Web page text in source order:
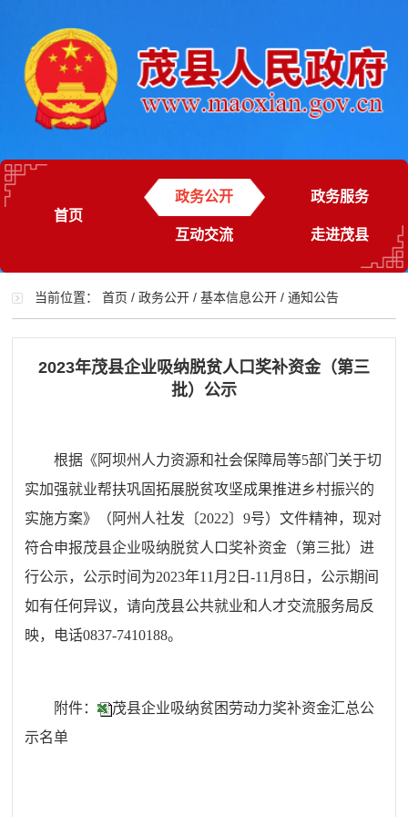
首页
政务公开 政务服务
互动交流 走进茂县
当前位置：首页 /政务公开 /基本信息公开 /通知公告
2023年茂县企业吸纳脱贫人口奖补资金（第三
批）公示
根据 《阿坝州人力资源和社会保障局等5部门关于切
实加强就业帮扶巩固拓展脱贫攻坚成果推进乡村振兴的
实施方案》（阿州人社发 〔2022〕9号）文件精神，现对
符合申报茂县企业吸纳脱贫人口奖补资金（第三批）进
行公示， 公示时间为2023年11 月 2 日-11 月8 日，公示期间
如有任何异议，请向茂县公共就业和人才交流服务局反
映，电话0837-7410188。
附件：
茂县企业吸纳贫困劳动力奖补资金汇总公
示名单